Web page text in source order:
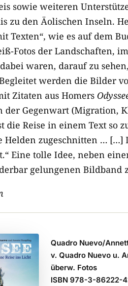
sowie weiteren
zu den Äolischen Inseln.
Texten“, wie es auf dem
Fotos der Landschaften,
waren, darauf zu
werden die Bilder
Zitaten aus Homers
der Gegenwart (Migration,
die Reise in einem Text so
Helden zugeschnitten … […]
Eine tolle Idee, neben
gelungenen Bildband
Quadro Nuevo/
v. Quadro Nuevo u.
überw. Fotos
ISBN 978-3-86222-